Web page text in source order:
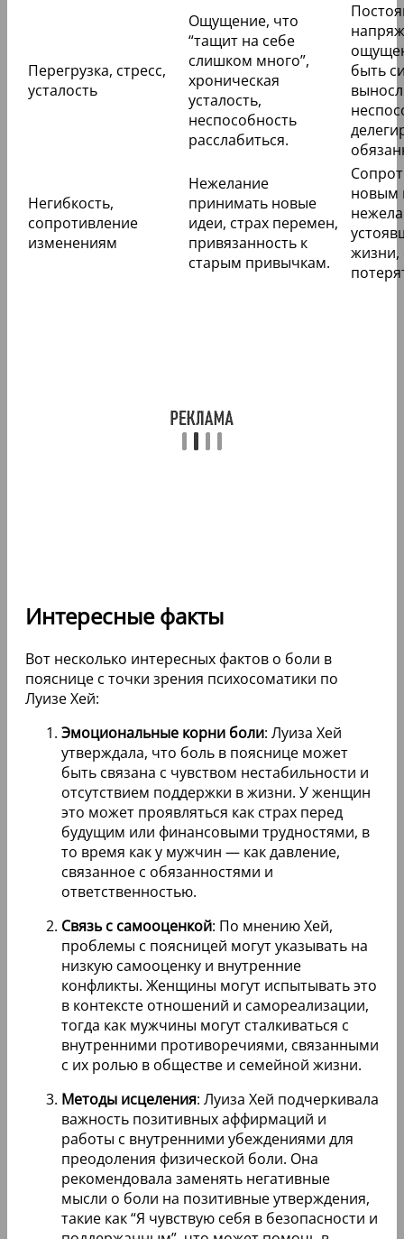
Перегрузка, стресс,
усталость
Ощущение, что
“тащит на себе
слишком много”,
хроническая
усталость,
неспособность
расслабиться.
быть
Негибкость,
сопротивление
изменениям
Нежелание
принимать новые
идеи, страх перемен,
привязанность к
старым привычкам.
новым
жизни,
Интересные факты
Вот несколько интересных фактов о боли в
пояснице с точки зрения психосоматики по
Луизе Хей:
Эмоциональные корни боли: Луиза Хей
утверждала, что боль в пояснице может
быть связана с чувством нестабильности и
отсутствием поддержки в жизни. У женщин
это может проявляться как страх перед
будущим или финансовыми трудностями, в
то время как у мужчин — как давление,
связанное с обязанностями и
ответственностью.
Связь с самооценкой: По мнению Хей,
проблемы с поясницей могут указывать на
низкую самооценку и внутренние
конфликты. Женщины могут испытывать это
в контексте отношений и самореализации,
тогда как мужчины могут сталкиваться с
внутренними противоречиями, связанными
с их ролью в обществе и семейной жизни.
Методы исцеления: Луиза Хей подчеркивала
важность позитивных аффирмаций и
работы с внутренними убеждениями для
преодоления физической боли. Она
рекомендовала заменять негативные
мысли о боли на позитивные утверждения,
такие как “Я чувствую себя в безопасности и